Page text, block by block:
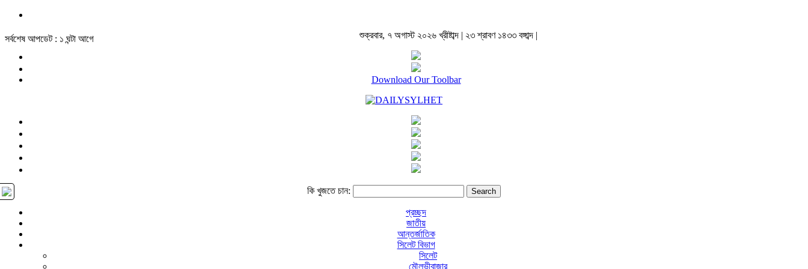
সর্বশেষ আপডেট : ১ ঘন্টা আগে শুক্রবার, ৭ অগাস্ট ২০২৬ খ্রীষ্টাব্দ | ২৩ শ্রাবণ ১৪৩৩ বঙ্গাব্দ |
Download Our Toolbar
কি খুজতে চান:
প্রচ্ছদ
জাতীয়
আন্তর্জাতিক
সিলেট বিভাগ
সিলেট
মৌলভীবাজার